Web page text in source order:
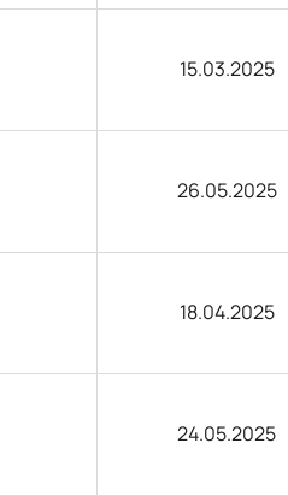
15.03.2025
26.05.2025
18.04.2025
24.05.2025